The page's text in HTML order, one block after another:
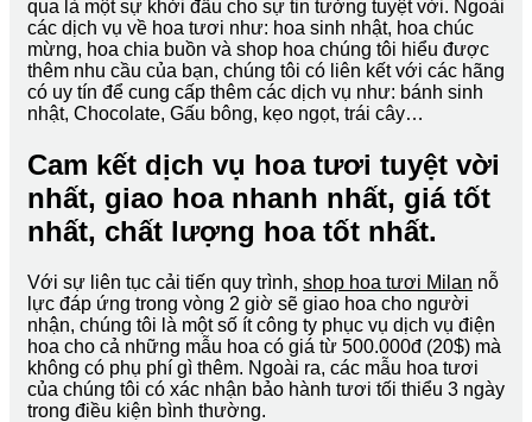
qua là một sự khởi đầu cho sự tin tưởng tuyệt vời. Ngoài
các dịch vụ về hoa tươi như: hoa sinh nhật, hoa chúc
mừng, hoa chia buồn và shop hoa chúng tôi hiểu được
thêm nhu cầu của bạn, chúng tôi có liên kết với các hãng
có uy tín để cung cấp thêm các dịch vụ như: bánh sinh
nhật, Chocolate, Gấu bông, kẹo ngọt, trái cây…
Cam kết dịch vụ hoa tươi tuyệt vời
nhất, giao hoa nhanh nhất, giá tốt
nhất, chất lượng hoa tốt nhất.
Với sự liên tục cải tiến quy trình, shop hoa tươi Milan nỗ
lực đáp ứng trong vòng 2 giờ sẽ giao hoa cho người
nhận, chúng tôi là một số ít công ty phục vụ dịch vụ điện
hoa cho cả những mẫu hoa có giá từ 500.000đ (20$) mà
không có phụ phí gì thêm. Ngoài ra, các mẫu hoa tươi
của chúng tôi có xác nhận bảo hành tươi tối thiểu 3 ngày
trong điều kiện bình thường.